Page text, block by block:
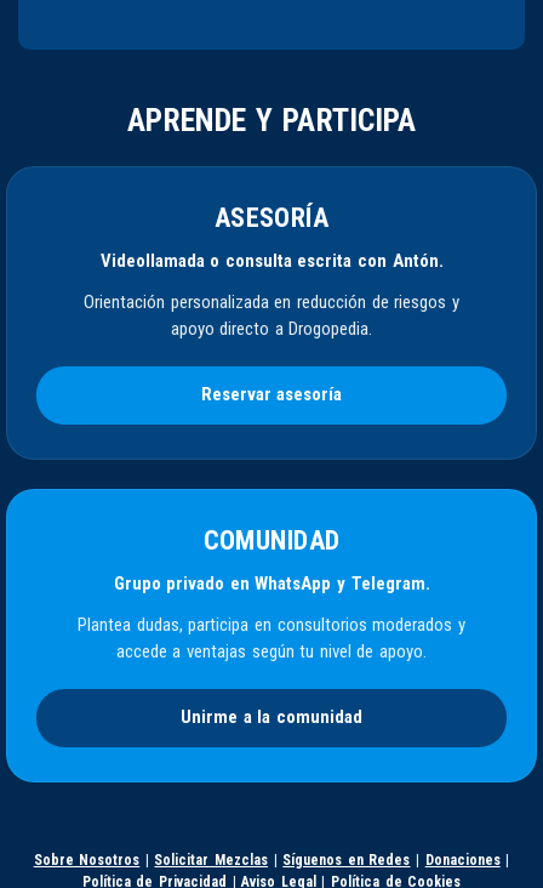
APRENDE Y PARTICIPA
ASESORÍA
Videollamada o consulta escrita con Antón.
Orientación personalizada en reducción de riesgos y
apoyo directo a Drogopedia.
Reservar asesoría
COMUNIDAD
Grupo privado en WhatsApp y Telegram.
Plantea dudas, participa en consultorios moderados y
accede a ventajas según tu nivel de apoyo.
Unirme a la comunidad
Sobre Nosotros Solicitar Mezclas Síguenos en Redes Donaciones|
Política de Privacidad
|Aviso Legal Política de Cookies